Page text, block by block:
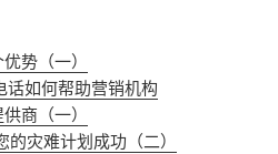
势（一）
如何帮助营销机构
商（一）
灾难计划成功（二）